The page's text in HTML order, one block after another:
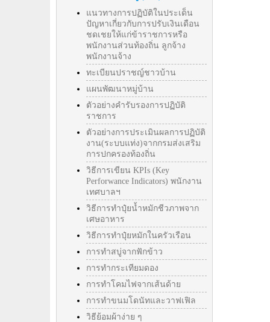
แนวทางการปฏิบัติในประเด็น
ปัญหาเกี่ยวกับการปรับเงินเดือน
ชดเชยให้แก่ข้าราชการหรือ
พนักงานส่วนท้องถิ่น ลูกจ้าง
พนักงานจ้าง
ทะเบียนปราชญ์ชาวบ้าน
แผนพัฒนาหมู่บ้าน
ตัวอย่างคำรับรองการปฏิบัติ
ราชการ
ตัวอย่างการประเมินผลการปฏิบัติ
งาน(ระบบแท่ง)จากกรมส่งเสริม
การปกครองท้องถิ่น
วิธีการเขียน KPIs (Key
Perforwance Indicators) พนักงาน
เทศบาลฯ
วิธีการทำปุ๋ยน้ำหมักชีวภาพจาก
เศษอาหาร
วิธีการทำปุ๋ยหมักในครัวเรือน
การทำสบู่จากฟักข้าว
การทำกระเทียมดอง
การทำโคมไฟจากเส้นด้าย
การทำขนมโดนัทและวาฟเฟิล
วิธีย้อมผ้าง่าย ๆ